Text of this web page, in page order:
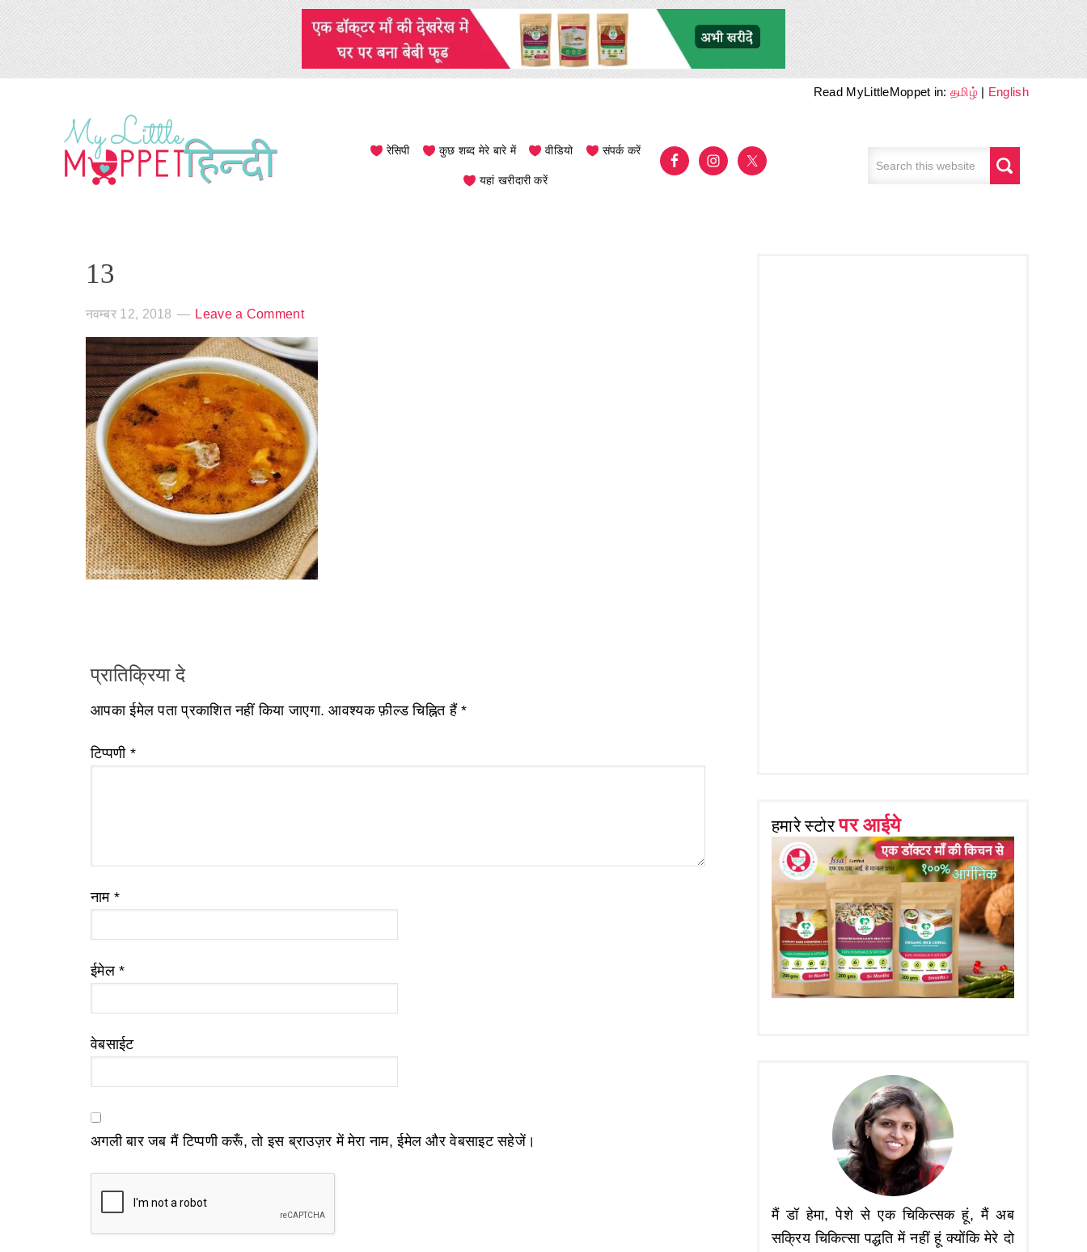
Read MyLittleMoppet in:தமிழ் | English
रेसिपी कुछ शब्द मेरे बारे में वीडियो संपर्क करें
यहां खरीदारी करें
13
नवम्बर 12, 2018 Leave a Comment
प्रातिक्रिया दे
आपका ईमेल पता प्रकाशित नहीं किया जाएगा. आवश्यक फ़ील्ड चिह्नित हैं*
टिप्पणी *
नाम *
ईमेल*
वेबसाईट
अगली बार जब मैं टिप्पणी करूँ, तो इस ब्राउज़र में मेरा नाम, ईमेल और वेबसाइट सहेजें।
हमारे स्टोरपर आईये
मैं डॉ हेमा, पेशे से एक चिकित्सक हूं, मैं अब
सक्रिय चिकित्सा पद्धति में नहीं हूं क्योंकि मेरे दो